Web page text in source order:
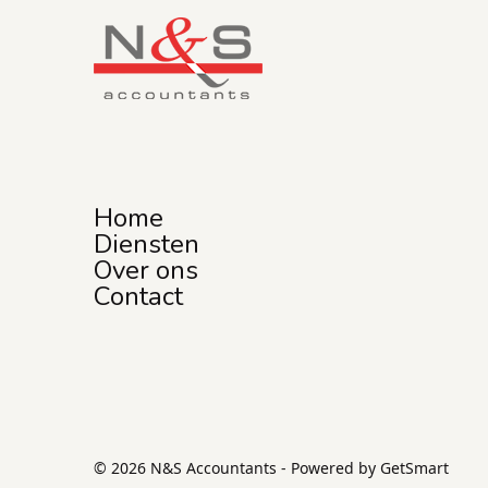
Home
Diensten
Over ons
Contact
© 2026 N&S Accountants - Powered by GetSmart